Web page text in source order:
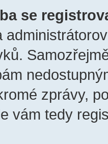
se
zprávy,
vám tedy